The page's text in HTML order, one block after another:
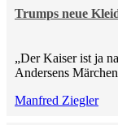
Trumps neue
„Der Kaiser ist ja
Andersens
Manfred Ziegler